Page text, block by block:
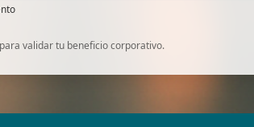
validar tu beneficio corporativo.